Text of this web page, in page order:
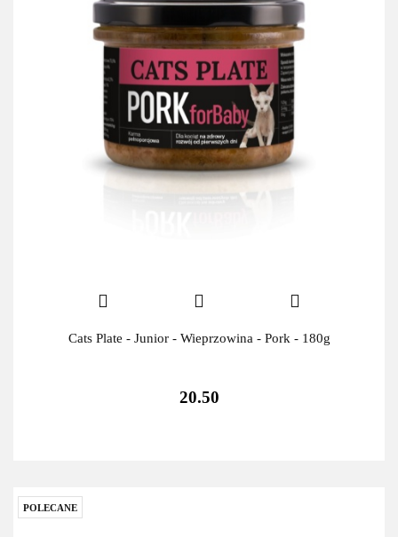
Cats Plate - Junior - Wieprzowina - Pork - 180g
20.50
POLECANE